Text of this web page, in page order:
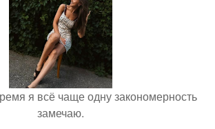
я всё чаще одну закономерность
замечаю.